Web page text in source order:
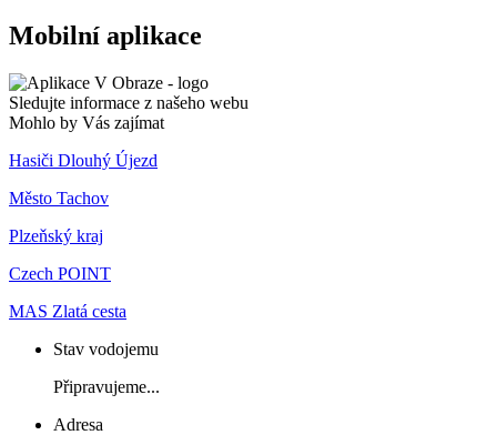
Mobilní aplikace
Sledujte informace z našeho webu
Mohlo by Vás zajímat
Hasiči Dlouhý Újezd
Město Tachov
Plzeňský kraj
Czech POINT
MAS Zlatá cesta
Stav vodojemu
Připravujeme...
Adresa